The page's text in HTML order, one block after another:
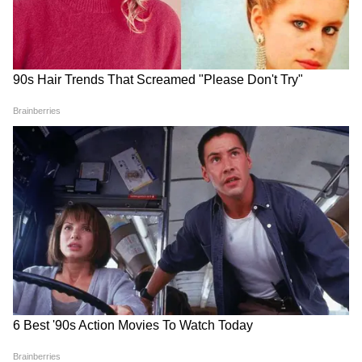
Samik Bhattacharya: কাশ্মীর মাঙ্গে
আজাদি স্লোগান তুললে একটাও মার বাইরে
পরবে না, Gen Zকে সতর্ক শমীকের
Chinsurah | বিধায়কের এক ধমকেই কেমন
'মিনমিন' করছে ঠিকাদার, মুহূর্তে বদলে গেল
ছবি!